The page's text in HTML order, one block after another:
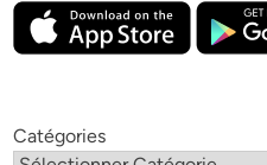
Catégories